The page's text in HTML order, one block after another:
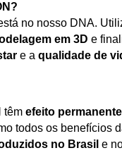
?
no nosso DNA.
em 3D e
e a qualidade de
têm efeito permanente
todos os benefícios
no Brasil e